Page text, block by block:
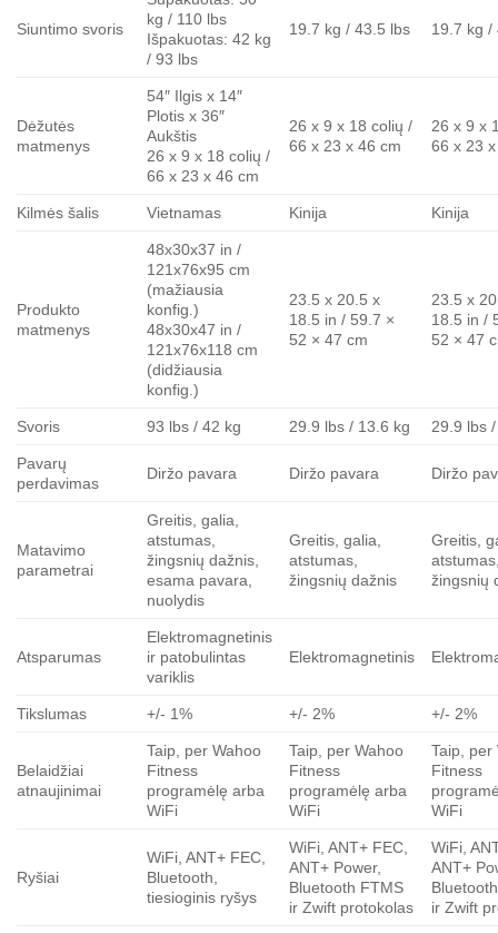
Siuntimo svoris
kg / 110 lbs
Išpakuotas: 42 kg
/ 93 lbs
19.7 kg / 43.5 lbs 19.7 kg /
Dėžutės
matmenys
54″ Ilgis x 14″
Plotis x 36″
Aukštis
26 x 9 x 18 colių /
66 x 23 x 46 cm
26 x 9 x 18 colių /
66 x 23 x 46 cm
26 x 9 x
66 x 23
Kilmės šalis Vietnamas Kinija Kinija
Produkto
matmenys
48x30x37 in /
121x76x95 cm
(mažiausia
konfig.)
48x30x47 in /
121x76x118 cm
(didžiausia
konfig.)
23.5 x 20.5 x
18.5 in / 59.7 ×
52 × 47 cm
23.5 x
18.5 in /
52 × 47
Svoris 93 lbs / 42 kg 29.9 lbs / 13.6 kg 29.9 lbs
Pavarų
perdavimas
Diržo pavara Diržo pavara Diržo
Matavimo
parametrai
Greitis, galia,
atstumas,
žingsnių dažnis,
esama pavara,
nuolydis
Greitis, galia,
atstumas,
žingsnių dažnis
Greitis,
žingsnių
Atsparumas
Elektromagnetinis
ir patobulintas
variklis
Elektromagnetinis
Tikslumas +/- 1% +/- 2% +/- 2%
Belaidžiai
atnaujinimai
Taip, per Wahoo
Fitness
programėlę arba
WiFi
Taip, per Wahoo
Fitness
programėlę arba
WiFi
Taip, per
Fitness
WiFi
Ryšiai
WiFi, ANT+ FEC,
Bluetooth,
tiesioginis ryšys
WiFi, ANT+ FEC,
ANT+ Power,
Bluetooth FTMS
ir Zwift protokolas
WiFi,
ANT+
ir Zwift